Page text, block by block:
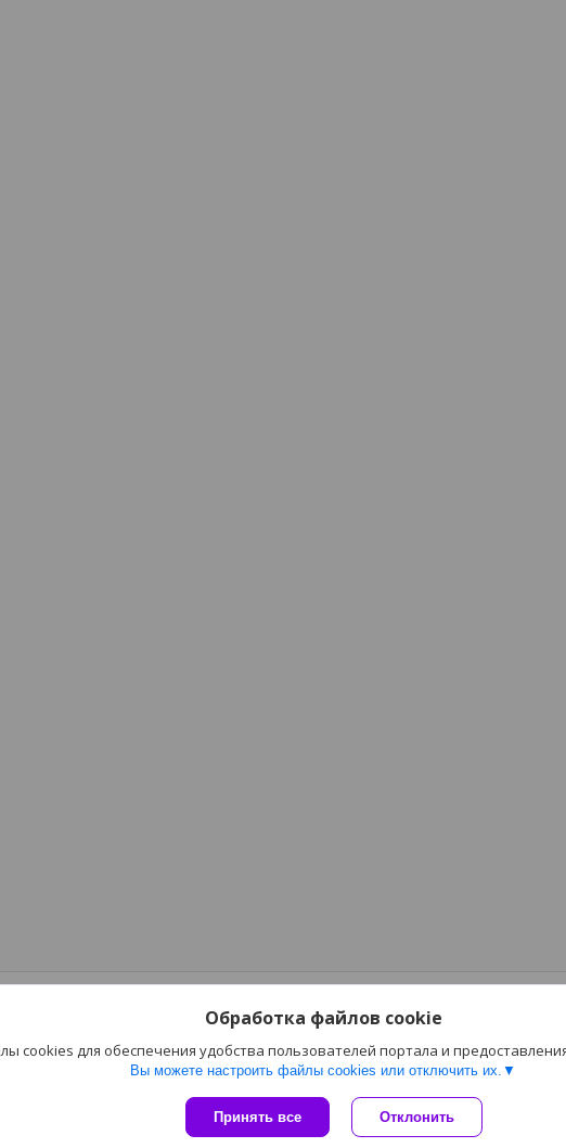
Сайт создан на платформе Deal.by
Политика обработки файлов cookies
Обработка файлов cookie
cookies для обеспечения удобства пользователей портала и
Вы можете настроить файлы cookies или отключить их.
Принять все Отклонить